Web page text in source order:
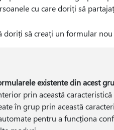
cu care doriți să
doriți să creați un formular
existente din acest
prin această
în grup prin această
pentru a funcționa